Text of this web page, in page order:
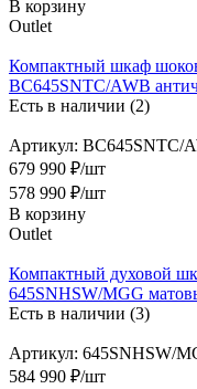
В корзину
Outlet
Компактный шкаф
BC645SNTC/AWB
Есть в наличии (2)
Артикул: BC645SNTC/
679 990 ₽/шт
578 990 ₽/шт
В корзину
Outlet
Компактный духовой
645SNHSW/MGG
Есть в наличии (3)
Артикул: 645SNHSW/
584 990 ₽/шт